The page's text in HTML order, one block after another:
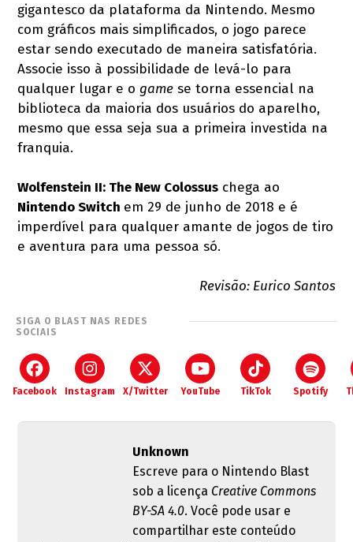
gigantesco da plataforma da Nintendo. Mesmo
com gráficos mais simplificados, o jogo parece
estar sendo executado de maneira satisfatória.
Associe isso à possibilidade de levá-lo para
qualquer lugar e ogame se torna essencial na
biblioteca da maioria dos usuários do aparelho,
mesmo que essa seja sua a primeira investida na
franquia.
Wolfenstein II: The New Colossus chega ao
Nintendo Switch em 29 de junho de 2018 e é
imperdível para qualquer amante de jogos de tiro
e aventura para uma pessoa só.
Revisão: Eurico Santos
SIGA O BLAST NAS REDES
SOCIAIS
Facebook Instagram X/Twitter YouTube TikTok Spotify
Unknown
Escreve para o Nintendo Blast
sob a licença Creative Commons
BY-SA 4.0. Você pode usar e
compartilhar este conteúdo